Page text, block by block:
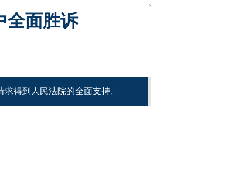
全面胜诉
得到人民法院的全面支持。